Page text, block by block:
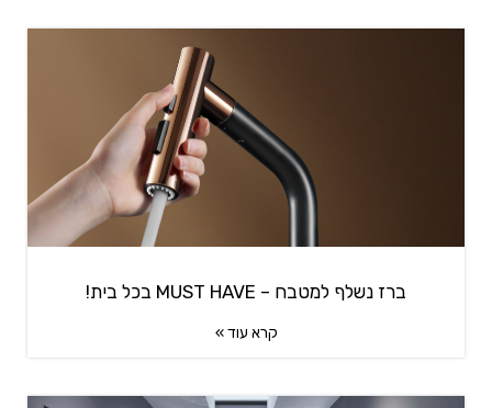
ברז נשלף למטבח – MUST HAVE בכל בית!
קרא עוד »